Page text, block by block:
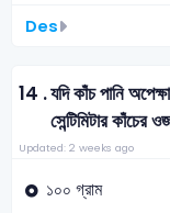
Des
14 .যদি কাঁচ পানি
সেন্টিমিটার কাঁচের
Updated: 2 weeks ago
১০০ গ্রাম